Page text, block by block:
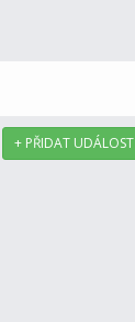
+ PŘIDAT UDÁLOST